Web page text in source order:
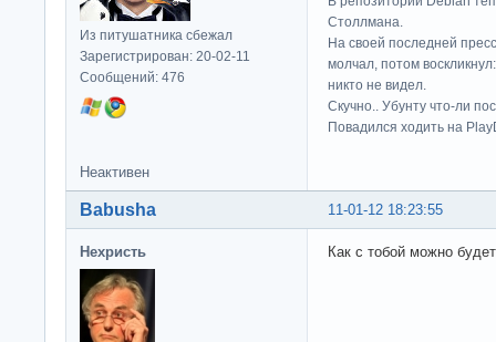
Из питушатника сбежал
Зарегистрирован: 20-02-11
Сообщений: 476
Столлмана.
На своей последней
молчал, потом
никто не видел.
Скучно.. Убунту что-ли
Повадился ходить на
Неактивен
11-01-12 18:23:55
Babusha
Нехристь Как с тобой можно